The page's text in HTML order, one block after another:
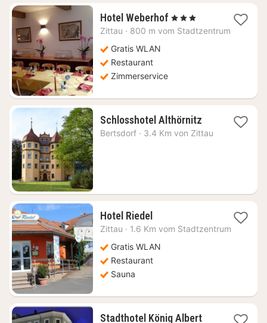
Hotel Weberhof 1
Nacht
, 3 Sterne
Zittau · 800 m vom Stadtzentrum
Gratis WLAN
Restaurant
Zimmerservice
Schlosshotel Althörnitz1
Nacht
Bertsdorf · 3.4 Km von Zittau
Hotel Riedel1
Nacht
95,48
€
Zittau · 1.6 Km vom Stadtzentrum
Gratis WLAN
Restaurant
Sauna
Stadthotel König Albert1